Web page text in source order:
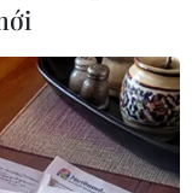
bờ… cũng
yếu, tạo ra
ép trồi khối đất
bờ sôngdẫn
hoạt động kinh
trên sông, xây